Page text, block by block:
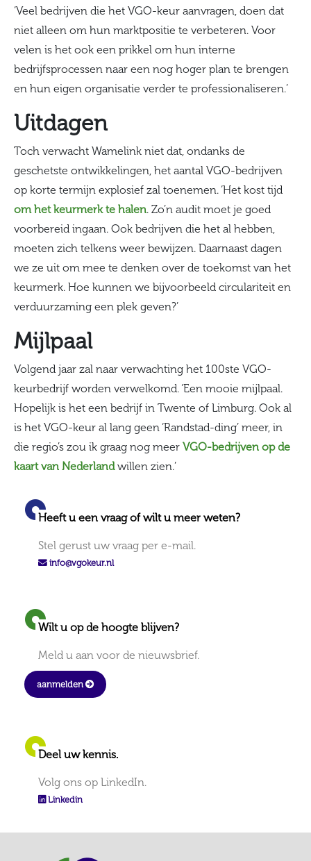
‘Veel bedrijven die het VGO-keur aanvragen, doen dat
niet alleen om hun marktpositie te verbeteren. Voor
velen is het ook een prikkel om hun interne
bedrijfsprocessen naar een nog hoger plan te brengen
en hun eigen organisatie verder te professionaliseren.’
Uitdagen
Toch verwacht Wamelink niet dat, ondanks de
geschetste ontwikkelingen, het aantal VGO-bedrijven
op korte termijn explosief zal toenemen. ‘Het kost tijd
om het keurmerk te halen. Zo’n audit moet je goed
voorbereid ingaan. Ook bedrijven die het al hebben,
moeten zich telkens weer bewijzen. Daarnaast dagen
we ze uit om mee te denken over de toekomst van het
keurmerk. Hoe kunnen we bijvoorbeeld circulariteit en
verduurzaming een plek geven?’
Mijlpaal
Volgend jaar zal naar verwachting het 100ste VGO-
keurbedrijf worden verwelkomd. ‘Een mooie mijlpaal.
Hopelijk is het een bedrijf in Twente of Limburg. Ook al
is het VGO-keur al lang geen ‘Randstad-ding’ meer, in
die regio’s zou ik graag nog meer VGO-bedrijven op de
kaart van Nederlandwillen zien.’
Heeft u een vraag of wilt u meer weten?
Stel gerust uw vraag per e-mail.
info@vgokeur.nl
Wilt u op de hoogte blijven?
Meld u aan voor de nieuwsbrief.
aanmelden
Deel uw kennis.
Volg ons op LinkedIn.
Linkedin